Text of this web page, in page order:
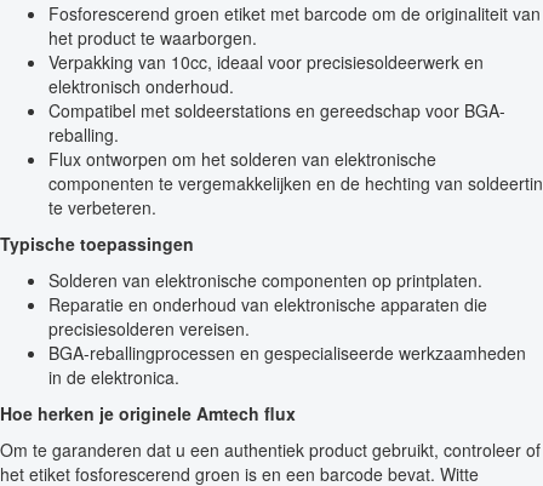
Fosforescerend groen etiket met barcode om de originaliteit van
het product te waarborgen.
Verpakking van 10cc, ideaal voor precisiesoldeerwerk en
elektronisch onderhoud.
Compatibel met soldeerstations en gereedschap voor BGA-
reballing.
Flux ontworpen om het solderen van elektronische
componenten te vergemakkelijken en de hechting van soldeertin
te verbeteren.
Typische toepassingen
Solderen van elektronische componenten op printplaten.
Reparatie en onderhoud van elektronische apparaten die
precisiesolderen vereisen.
BGA-reballingprocessen en gespecialiseerde werkzaamheden
in de elektronica.
Hoe herken je originele Amtech flux
Om te garanderen dat u een authentiek product gebruikt, controleer of
het etiket fosforescerend groen is en een barcode bevat. Witte